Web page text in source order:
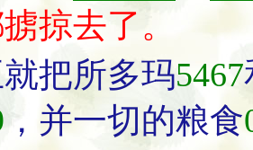
掠去了。
就把所多玛5467
，并一切的粮食